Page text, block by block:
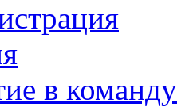
в команду